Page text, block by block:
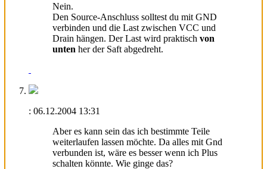
Nein.
Den Source-Anschluss solltest du mit GND
verbinden und die Last zwischen VCC und
Drain hängen. Der Last wird praktisch von
unten her der Saft abgedreht.
: 06.12.2004 13:31
Aber es kann sein das ich bestimmte Teile
weiterlaufen lassen möchte. Da alles mit Gnd
verbunden ist, wäre es besser wenn ich Plus
schalten könnte. Wie ginge das?